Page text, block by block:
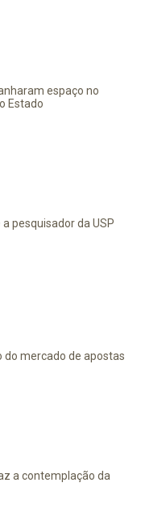
espaço no
Estado
pesquisador da USP
do mercado de apostas
a contemplação da